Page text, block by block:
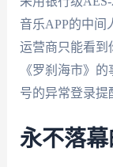
音乐APP的中间
运营商只能看到
《罗刹海市》
号的异常登录提
永不落